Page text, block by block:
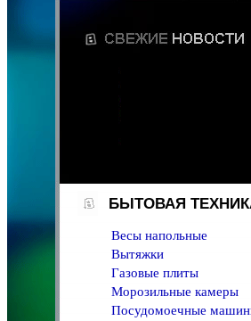
БЫТОВАЯ
Весы напольные
Вытяжки
Газовые плиты
Морозильные камеры
Посудомоечные